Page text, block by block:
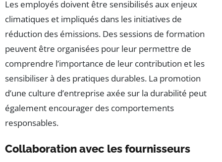
Les employés doivent être sensibilisés aux enjeux
climatiques et impliqués dans les initiatives de
réduction des émissions. Des sessions de formation
peuvent être organisées pour leur permettre de
comprendre l’importance de leur contribution et les
sensibiliser à des pratiques durables. La promotion
d’une culture d’entreprise axée sur la durabilité peut
également encourager des comportements
responsables.
Collaboration avec les fournisseurs